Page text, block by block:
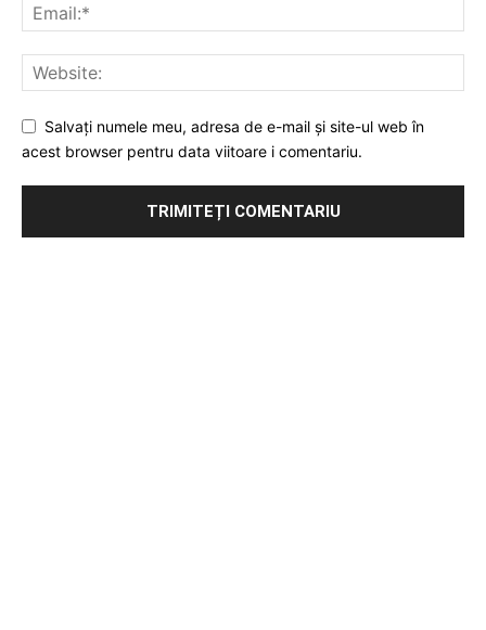
Salvați numele meu, adresa de e-mail și site-ul web în
acest browser pentru data viitoare i comentariu.